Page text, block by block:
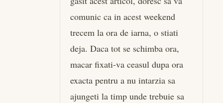
comunic ca in acest weekend
trecem la ora de iarna, o stiati
deja. Daca tot se schimba ora,
macar fixati-va ceasul dupa ora
exacta pentru a nu intarzia sa
ajungeti la timp unde trebuie sa